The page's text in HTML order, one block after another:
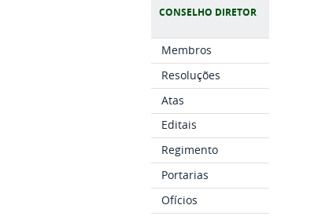
CONSELHO DIRETOR
Membros
Resoluções
Atas
Editais
Regimento
Portarias
Ofícios